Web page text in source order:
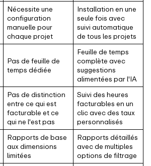
Nécessite une
configuration
manuelle pour
chaque projet
Installation en une
seule fois avec
suivi automatique
de tous les projets
Pas de feuille de
temps dédiée
Feuille de temps
complète avec
suggestions
alimentées par l'IA
Pas de distinction
entre ce qui est
facturable et ce
qui ne l'est pas
Suivi des heures
facturables en un
clic avec des taux
personnalisés
Rapports de base
aux dimensions
limitées
Rapports détaillés
avec de multiples
options de filtrage